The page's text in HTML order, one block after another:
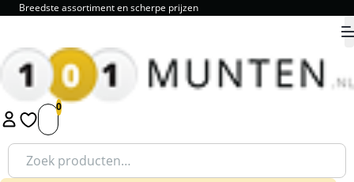
Breedste assortiment en scherpe prijzen
1 2 3 4 5 9.8
Zoeken
naar: